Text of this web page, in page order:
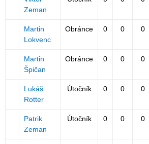
Zeman
Martin
Lokvenc
Obránce 0 0 0
Martin
Špičan
Obránce 0 0 0
Lukáš
Rotter
Útočník 0 0 0
Patrik
Zeman
Útočník 0 0 0